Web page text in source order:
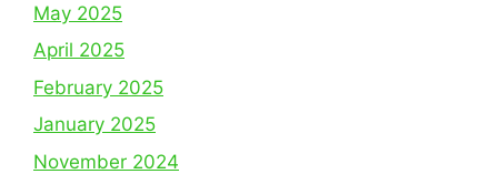
May 2025
April 2025
February 2025
January 2025
November 2024